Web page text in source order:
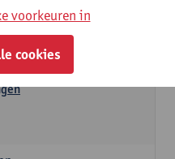
van verzekeringsrecht
voorkeuren in
cookies